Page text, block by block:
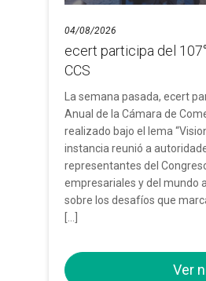
04/08/2026
ecert participa del
CCS
La semana pasada, ecert
Anual de la Cámara de
realizado bajo el lema
instancia reunió a
representantes del
empresariales y del mundo
sobre los desafíos que
Ver